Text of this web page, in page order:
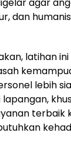
agar
dan
latihan
lebih
terbaik